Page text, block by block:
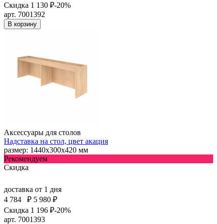
Скидка 1 130 ₽-20%
арт. 7001392
В корзину
Аксессуары для столов
Надставка на стол, цвет акация
размер: 1440х300х420 мм
Рекомендуем
Скидка
доставка от 1 дня
4 784
₽ 5 980 ₽
Скидка 1 196 ₽-20%
арт. 7001393